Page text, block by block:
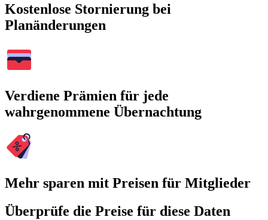
Kostenlose Stornierung bei
Planänderungen
Verdiene Prämien für jede
wahrgenommene Übernachtung
Mehr sparen mit Preisen für Mitglieder
Überprüfe die Preise für diese Daten